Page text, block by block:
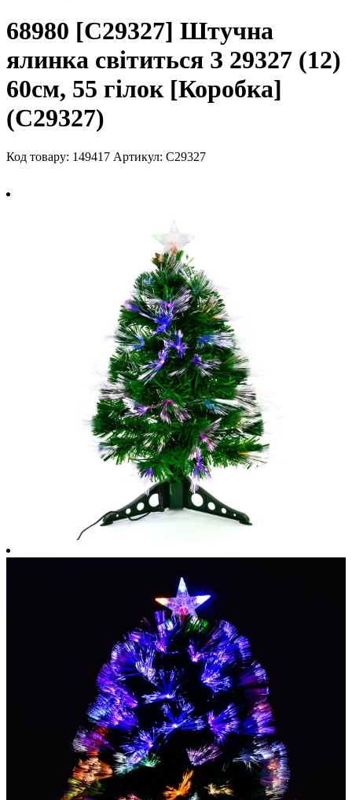
68980 [C29327] Штучна
ялинка світиться З 29327 (12)
60см, 55 гілок [Коробка]
(C29327)
Код товару: 149417 Артикул: C29327